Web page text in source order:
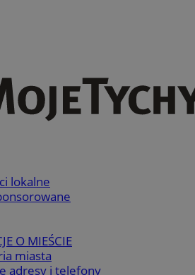
lokalne
O MIEŚCIE
miasta
adresy i telefony